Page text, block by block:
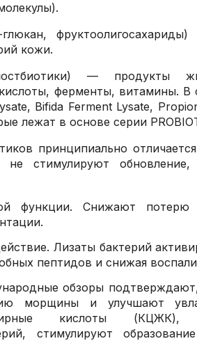
кожи.
— продукты
ферменты, витамины. В
Bifida Ferment Lysate,
лежат в основе серии
принципиально
стимулируют обновление,
функции. Снижают
Лизаты бактерий
пептидов и снижая
обзоры
морщины и улучшают
кислоты (КЦЖК),
стимулируют